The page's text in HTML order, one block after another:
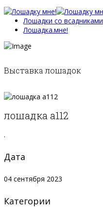
Лошадки со всадниками
Лошадка.мне!
Выставка лошадок
лошадка а112
.
Дата
04 сентября 2023
Категории